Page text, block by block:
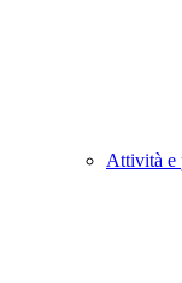
Attività e